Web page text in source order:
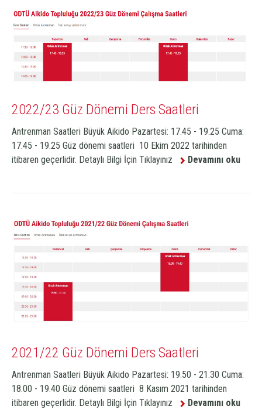
2022/23 Güz Dönemi Ders Saatleri
Antrenman Saatleri Büyük Aikido Pazartesi: 17.45 - 19.25 Cuma:
17.45 - 19.25 Güz dönemi saatleri 10 Ekim 2022 tarihinden
itibaren geçerlidir. Detaylı Bilgi İçin Tıklayınız
Devamını oku
2021/22 Güz Dönemi Ders Saatleri
Antrenman Saatleri Büyük Aikido Pazartesi: 19.50 - 21.30 Cuma:
18.00 - 19.40 Güz dönemi saatleri 8 Kasım 2021 tarihinden
itibaren geçerlidir. Detaylı Bilgi İçin Tıklayınız
Devamını oku